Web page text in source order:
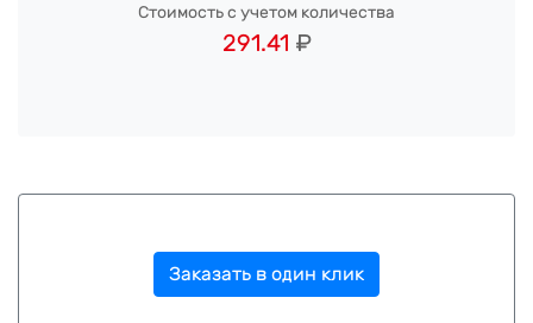
Стоимость с учетом количества
291.41 ₽
Заказать в один клик